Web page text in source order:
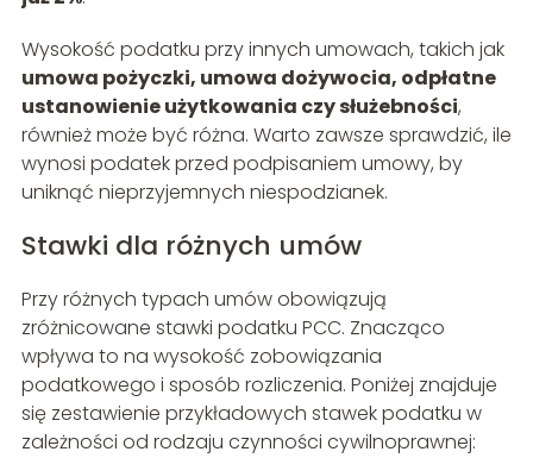
Wysokość podatku przy innych umowach, takich jak
umowa pożyczki, umowa dożywocia, odpłatne
ustanowienie użytkowania czy służebności,
również może być różna. Warto zawsze sprawdzić, ile
wynosi podatek przed podpisaniem umowy, by
uniknąć nieprzyjemnych niespodzianek.
Stawki dla różnych umów
Przy różnych typach umów obowiązują
zróżnicowane stawki podatku PCC. Znacząco
wpływa to na wysokość zobowiązania
podatkowego i sposób rozliczenia. Poniżej znajduje
się zestawienie przykładowych stawek podatku w
zależności od rodzaju czynności cywilnoprawnej: